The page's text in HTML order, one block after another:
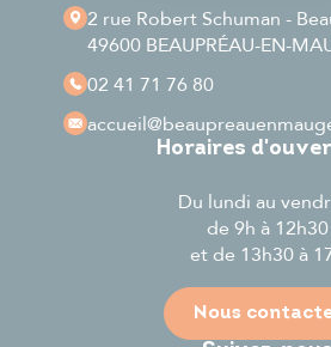
2 rue Robert Schuman -
49600 BEAUPRÉAU-EN-
02 41 71 76 80
accueil
Horaires
Du lundi au
de 9h à 12h30
et de 13h30 à
Nous